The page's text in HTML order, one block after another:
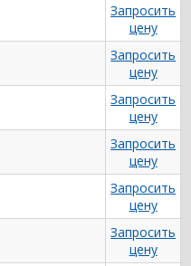
Запросить
цену
Запросить
цену
Запросить
цену
Запросить
цену
Запросить
цену
Запросить
цену